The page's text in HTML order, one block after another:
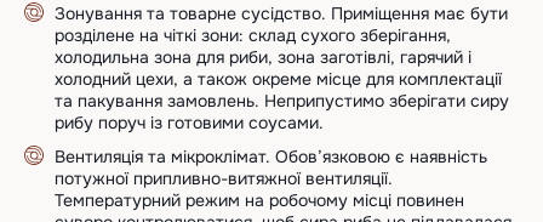
Зонування та товарне сусідство. Приміщення має бути
розділене на чіткі зони: склад сухого зберігання,
холодильна зона для риби, зона заготівлі, гарячий і
холодний цехи, а також окреме місце для комплектації
та пакування замовлень. Неприпустимо зберігати сиру
рибу поруч із готовими соусами.
Вентиляція та мікроклімат. Обов’язковою є наявність
потужної припливно-витяжної вентиляції.
Температурний режим на робочому місці повинен